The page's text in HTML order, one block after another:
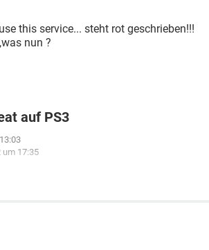
this service... steht rot geschrieben!!!
nun ?
auf PS3
um 17:35